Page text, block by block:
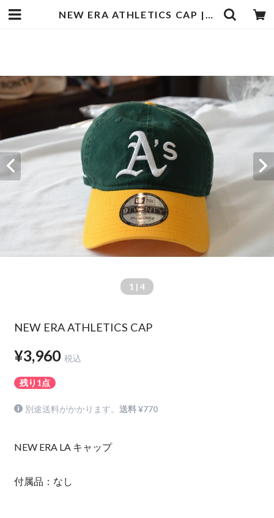
NEW ERA ATHLETICS CAP | goodbadstore
1 | 4
NEW ERA ATHLETICS CAP
¥3,960 税込
残り1点
別途送料がかかります。送料 ¥770
NEW ERA LA キャップ
付属品：なし